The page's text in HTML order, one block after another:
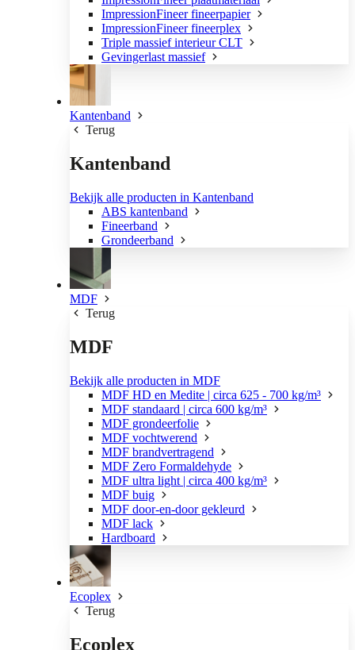
ImpressionFineer fineerpapier
ImpressionFineer fineerplex
Triple massief interieur CLT
Gevingerlast massief
Kantenband
Terug
Kantenband
Bekijk alle producten in Kantenband
ABS kantenband
Fineerband
Grondeerband
MDF
Terug
MDF
Bekijk alle producten in MDF
MDF HD en Medite | circa 625 - 700 kg/m³
MDF standaard | circa 600 kg/m³
MDF grondeerfolie
MDF vochtwerend
MDF brandvertragend
MDF Zero Formaldehyde
MDF ultra light | circa 400 kg/m³
MDF buig
MDF door-en-door gekleurd
MDF lack
Hardboard
Ecoplex
Terug
Ecoplex